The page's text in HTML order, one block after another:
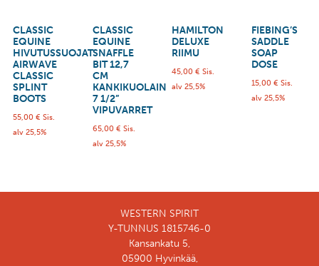
CLASSIC
EQUINE
HIVUTUSSUOJAT
AIRWAVE
CLASSIC
SPLINT
BOOTS
55,00 € Sis.
alv 25,5%
CLASSIC
EQUINE
SNAFFLE
BIT 12,7
CM
KANKIKUOLAIN
7 1/2”
VIPUVARRET
65,00 € Sis.
alv 25,5%
HAMILTON
DELUXE
RIIMU
45,00€ Sis.
alv 25,5%
FIEBING’S
SADDLE
SOAP
DOSE
15,00 € Sis.
alv 25,5%
WESTERN SPIRIT
Y-TUNNUS 1815746-0
Kansankatu 5,
05900 Hyvinkää,